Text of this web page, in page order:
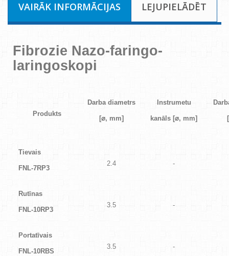
VAIRĀK INFORMĀCIJAS LEJUPIELĀDĒT
Fibrozie Nazo-faringo-
laringoskopi
Produkts
Darba diametrs
[⌀, mm]
Instrumetu
kanāls [⌀, mm]
Tievais
FNL-7RP3
2.4 -
Rutīnas
FNL-10RP3
3.5 -
Portatīvais
FNL-10RBS
3.5 -